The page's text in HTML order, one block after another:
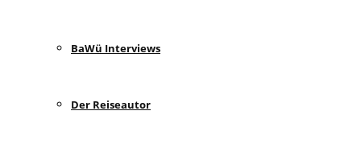
BaWü Interviews
Der Reiseautor